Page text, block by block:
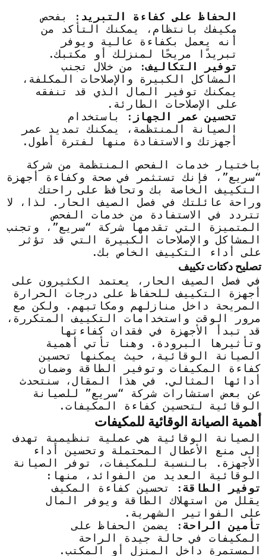
الحفاظ على كفاءة التبريد : بفحص
مكيفك بانتظام، يمكنك التأكد من
أنه يعمل بكفاءة عالية ويوفر
تبريدًا مريحًا لمنزلك أو مكتبك.
توفير التكاليف: من خلال تجنب
المشاكل الكبيرة والإصلاحات المكلفة،
يمكنك توفير المال الذي قد تنفقه
على الإصلاحات الطارئة.
تحسين عمر الجهاز : باستخدام
الصيانة المنتظمة، يمكنك تمديد عمر
أجهزتك والاستفادة منها لفترة أطول.
باختيار خدمات الفحص المنتظمة من شركة
“سريع”، فإنك تستثمر في صحة وكفاءة أجهزة
التكييف الخاصة بك وتحافظ على راحتك
وراحة عائلتك في فصل الصيف الحار. لذا، لا
تتردد في الاستفادة من خدمات الفحص
المتميزة التي تقدمها شركة “سريع”، وتجنب
المشاكل والإصلاحات الكبيرة التي قد تؤثر
على أداء التكييف الخاص بك.
تصليح دكتات تكييف
في فصل الصيف الحار، يعتمد الكثيرون على
أجهزة التكييف للحفاظ على درجات الحرارة
المريحة داخل منازلهم ومكاتبهم. ولكن مع
مرور الوقت واستخدامات التكييف المتكررة،
قد تبدأ الأجهزة في فقدان كفاءتها
وتأثيرها البرودة. وهنا تأتي أهمية
الصيانة الوقائية، حيث يمكنها تحسين
كفاءة المكيفات وتوفير الطاقة وضمان
أدائها المثالي. في هذا المقال، سنتحدث
عن بعض استشارات شركة “سريع” للصيانة
الوقائية لتحسين كفاءة المكيفات.
أهمية الصيانة الوقائية للمكيفات
الصيانة الوقائية هي عملية تنظيمية تهدف
إلى منع الأعطال المحتملة وتحسين أداء
الأجهزة. بالنسبة للمكيفات، توفر الصيانة
الوقائية العديد من الفوائد، منها:
توفير الطاقة: تحسين كفاءة المكيف
يقلل من استهلاك الطاقة ويوفر المال
على الفواتير الشهرية.
تأمين الراحة: يضمن الحفاظ على
المكيفات في حالة جيدة الراحة
المستمرة داخل المنزل أو المكتب.